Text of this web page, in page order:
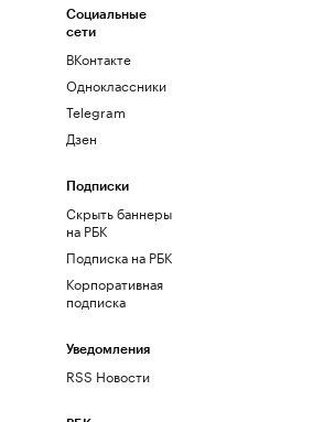
Социальные
сети
ВКонтакте
Одноклассники
Telegram
Дзен
Подписки
Скрыть баннеры
на РБК
Подписка на РБК
Корпоративная
подписка
Уведомления
RSS Новости